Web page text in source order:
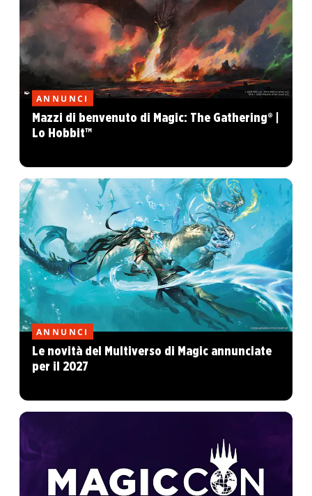
ANNUNCI
Mazzi di benvenuto di Magic: The Gathering® |
Lo Hobbit™
ANNUNCI
Le novità del Multiverso di Magic annunciate
per il 2027